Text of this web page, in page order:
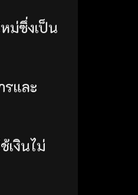
ม่ซึ่งเป็น
และ
เงินไม่